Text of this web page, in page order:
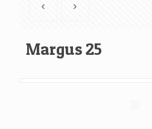
Margus 25